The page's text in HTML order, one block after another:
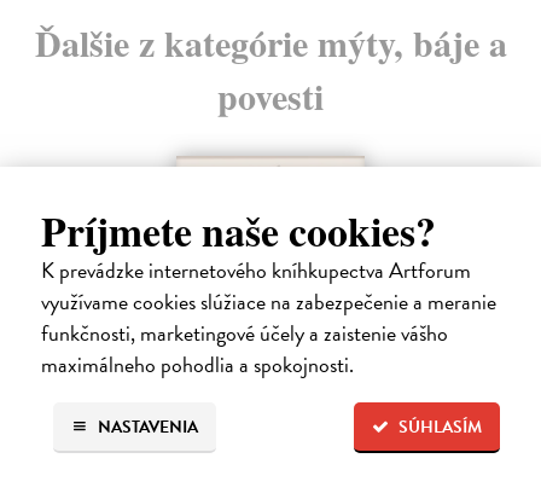
Príjmete naše cookies?
K prevádzke internetového kníhkupectva Artforum
využívame cookies slúžiace na zabezpečenie a meranie
funkčnosti, marketingové účely a zaistenie vášho
maximálneho pohodlia a spokojnosti.
SÚHLASÍM
NASTAVENIA
Ďalšie z kategórie mýty, báje a
povesti
Odysseia XIII-XXIV